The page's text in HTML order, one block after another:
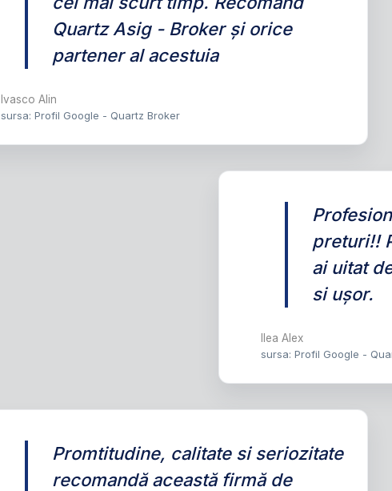
Quartz Asig - Broker și orice
partener al acestuia
Ivasco Alin
sursa: Profil Google - Quartz Broker
preturi!!
ai uitat
si ușor.
Ilea Alex
sursa: Profil Google -
Promtitudine, calitate si seriozitate
recomandă această firmă de